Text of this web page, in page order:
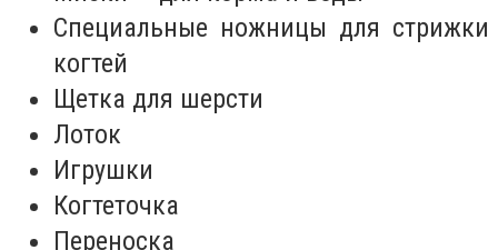
Специальные ножницы для стрижки
когтей
Щетка для шерсти
Лоток
Игрушки
Когтеточка
Переноска